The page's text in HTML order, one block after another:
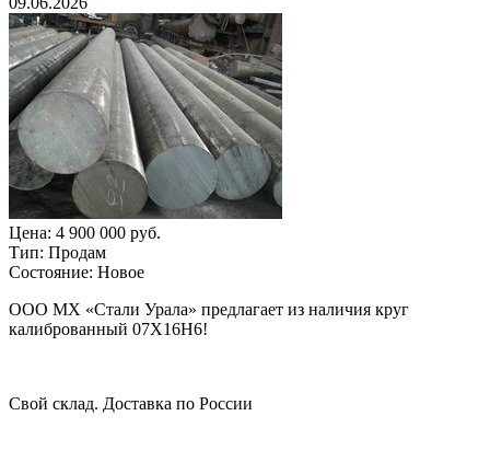
Цена: 4 900 000 руб.
Тип: Продам
Состояние: Новое
ООО МХ «Стали Урала» предлагает из наличия круг
калиброванный 07Х16Н6!
Свой склад. Доставка по России